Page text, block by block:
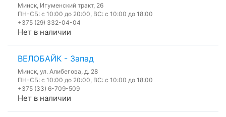
Минск, Игуменский тракт, 26
ПН-СБ: с 10:00 до 20:00, ВС: с 10:00 до 18:00
+375 (29) 332-04-04
Нет в наличии
ВЕЛОБАЙК - Запад
Минск, ул. Алибегова, д. 28
ПН-СБ: с 10:00 до 20:00, ВС: с 10:00 до 18:00
+375 (33) 6-709-509
Нет в наличии